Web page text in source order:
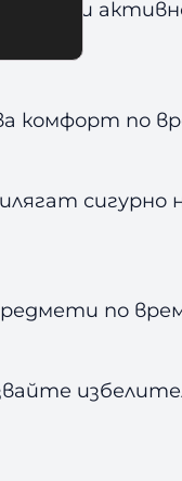
комфорт по
сигурно
по